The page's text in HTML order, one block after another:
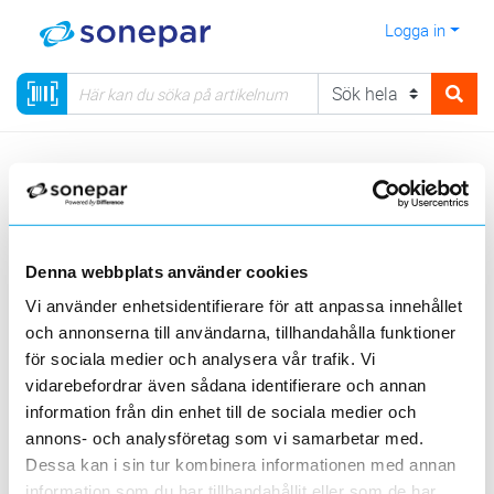
Denna webbplats använder cookies
Vi använder enhetsidentifierare för att anpassa innehållet
och annonserna till användarna, tillhandahålla funktioner
för sociala medier och analysera vår trafik. Vi
vidarebefordrar även sådana identifierare och annan
information från din enhet till de sociala medier och
annons- och analysföretag som vi samarbetar med.
Dessa kan i sin tur kombinera informationen med annan
Logga in
Visa produkter från alla underliggande kategorier
PVC flatkabel Gummiflatkabel
Halogenfri
flatkabel